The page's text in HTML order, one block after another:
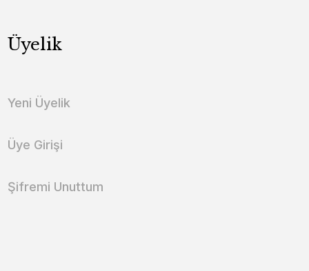
Üyelik
Yeni Üyelik
Üye Girişi
Şifremi Unuttum